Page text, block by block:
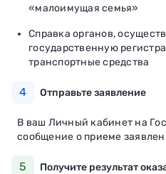
«малоимущая семья»
Справка органов,
государственную
транспортные средства
4 Отправьте заявление
В ваш Личный кабинет на
сообщение о приеме
5 Получите результат